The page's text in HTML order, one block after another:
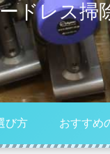
ドレス掃
び方 おすすめ